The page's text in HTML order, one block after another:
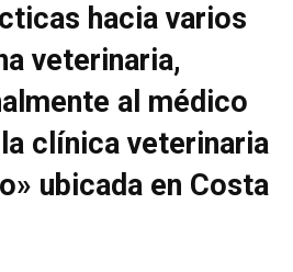
hacia varios
veterinaria,
al médico
clínica veterinaria
ubicada en Costa